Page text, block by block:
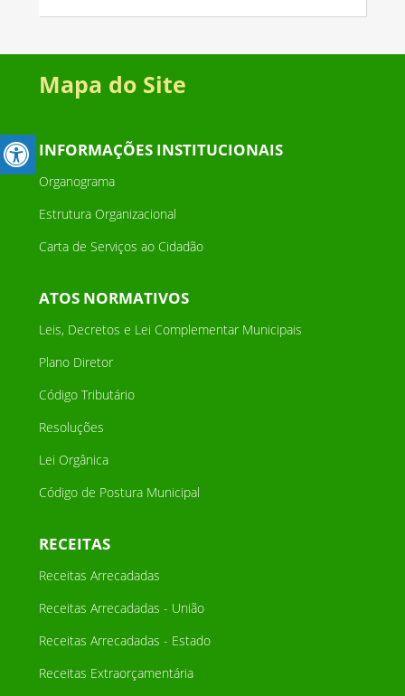
Mapa do Site
INFORMAÇÕES INSTITUCIONAIS
Organograma
Estrutura Organizacional
Carta de Serviços ao Cidadão
ATOS NORMATIVOS
Leis, Decretos e Lei Complementar Municipais
Plano Diretor
Código Tributário
Resoluções
Lei Orgânica
Código de Postura Municipal
RECEITAS
Receitas Arrecadadas
Receitas Arrecadadas - União
Receitas Arrecadadas - Estado
Receitas Extraorçamentária